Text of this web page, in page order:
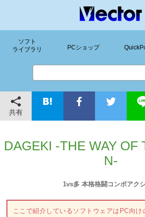
ソフト
ライブラリ
PCショップ
共有
DAGEKI -THE WAY OF
N-
1vs多 本格格闘コンボアク
ここで紹介しているソフトウェアはPC向け